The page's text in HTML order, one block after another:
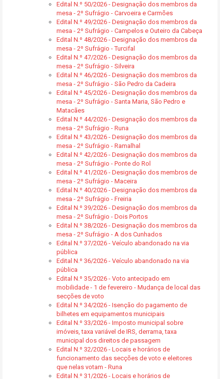
Edital N.º 50/2026 - Designação dos membros da
mesa - 2º Sufrágio - Carvoeira e Carmões
Edital N.º 49/2026 - Designação dos membros da
mesa - 2º Sufrágio - Campelos e Outeiro da Cabeça
Edital N.º 48/2026 - Designação dos membros da
mesa - 2º Sufrágio - Turcifal
Edital N.º 47/2026 - Designação dos membros da
mesa - 2º Sufrágio - Silveira
Edital N.º 46/2026 - Designação dos membros da
mesa - 2º Sufrágio - São Pedro da Cadeira
Edital N.º 45/2026 - Designação dos membros da
mesa - 2º Sufrágio - Santa Maria, São Pedro e
Matacães
Edital N.º 44/2026 - Designação dos membros da
mesa - 2º Sufrágio - Runa
Edital N.º 43/2026 - Designação dos membros da
mesa - 2º Sufrágio - Ramalhal
Edital N.º 42/2026 - Designação dos membros da
mesa - 2º Sufrágio - Ponte do Rol
Edital N.º 41/2026 - Designação dos membros de
mesa - 2º Sufrágio - Maceira
Edital N.º 40/2026 - Designação dos membros da
mesa - 2º Sufrágio - Freiria
Edital N.º 39/2026 - Designação dos membros da
mesa - 2º Sufrágio - Dois Portos
Edital N.º 38/2026 - Designação dos membros da
mesa - 2º Sufrágio - A dos Cunhados
Edital N.º 37/2026 - Veículo abandonado na via
pública
Edital N.º 36/2026 - Veículo abandonado na via
pública
Edital N.º 35/2026 - Voto antecipado em
mobilidade - 1 de fevereiro - Mudança de local das
secções de voto
Edital N.º 34/2026 - Isenção do pagamento de
bilhetes em equipamentos municipais
Edital N.º 33/2026 - Imposto municipal sobre
imóveis, taxa variável de IRS, derrama, taxa
municipal dos direitos de passagem
Edital N.º 32/2026 - Locais e horários de
funcionamento das secções de voto e eleitores
que nelas votam - Runa
Edital N.º 31/2026 - Locais e horários de